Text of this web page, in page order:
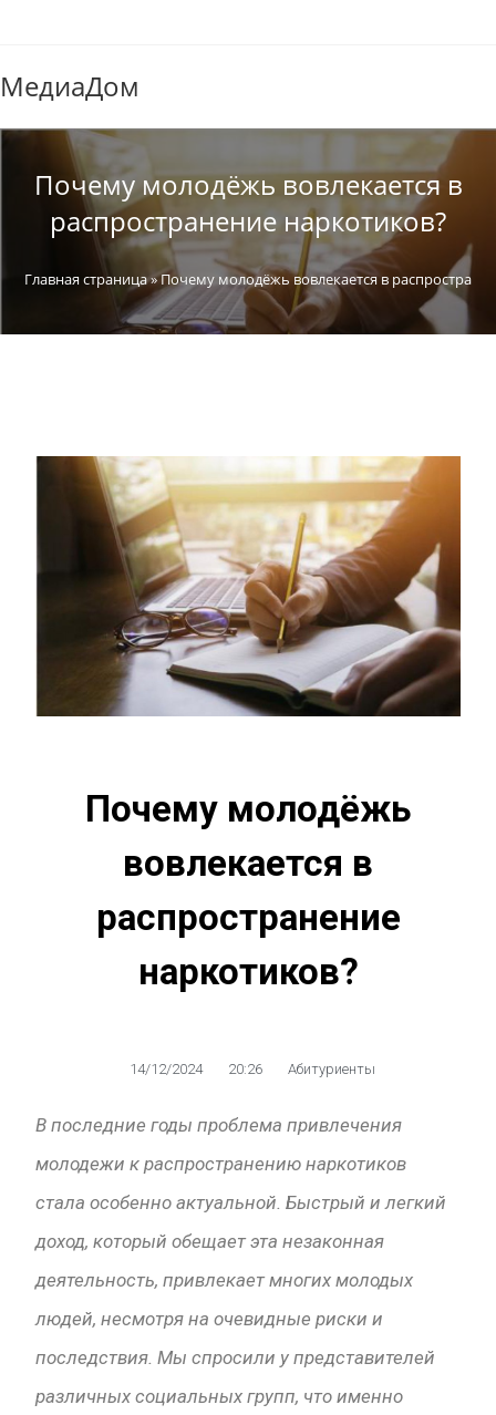
МедиаДом
Почему молодёжь вовлекается в
распространение наркотиков?
Главная страница»Почему молодёжь вовлекается в
Почему молодёжь
вовлекается в
распространение
наркотиков?
14/12/2024 20:26 Абитуриенты
В последние годы проблема привлечения
молодежи к распространению наркотиков
стала особенно актуальной. Быстрый и легкий
доход, который обещает эта незаконная
деятельность, привлекает многих молодых
людей, несмотря на очевидные риски и
последствия. Мы спросили у представителей
различных социальных групп, что именно